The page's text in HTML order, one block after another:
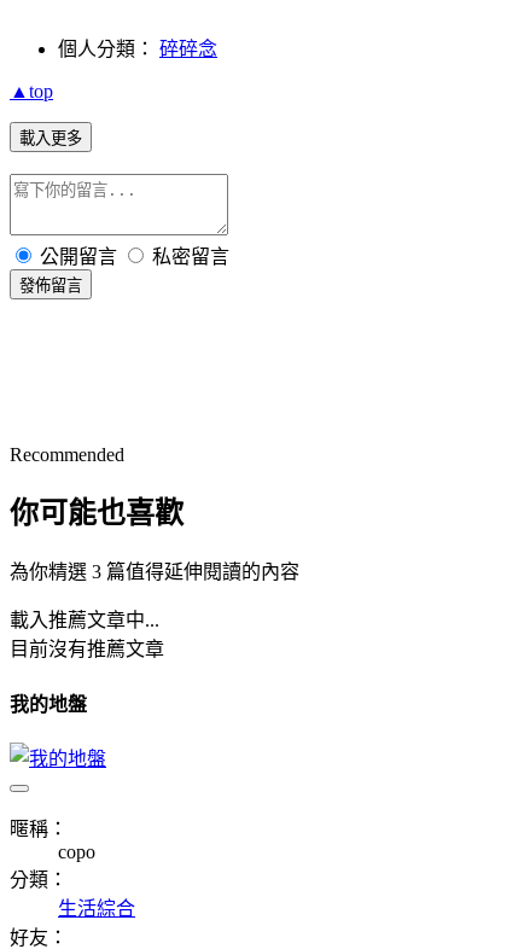
個人分類： 碎碎念
▲top
載入更多
公開留言 私密留言
發佈留言
Recommended
你可能也喜歡
為你精選 3 篇值得延伸閱讀的內容
載入推薦文章中...
目前沒有推薦文章
我的地盤
暱稱：
copo
分類：
生活綜合
好友：